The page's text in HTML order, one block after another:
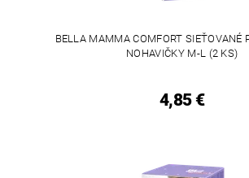
BELLA MAMMA COMFORT SIEŤOVANÉ
NOHAVIČKY M-L (2 KS)
4,85 €